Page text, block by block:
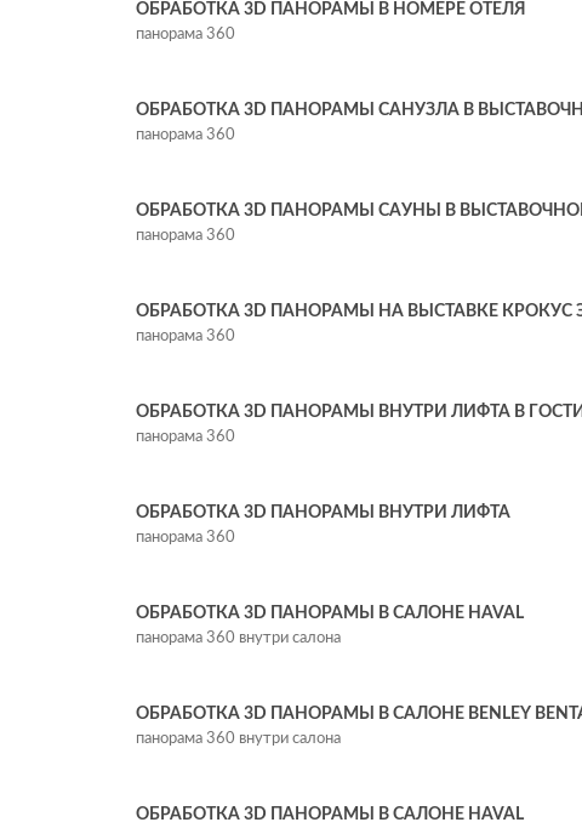
ОБРАБОТКА 3D ПАНОРАМЫ В НОМЕРЕ ОТЕЛЯ
панорама 360
ОБРАБОТКА 3D ПАНОРАМЫ САНУЗЛА В
панорама 360
ОБРАБОТКА 3D ПАНОРАМЫ САУНЫ В
панорама 360
ОБРАБОТКА 3D ПАНОРАМЫ НА ВЫСТАВКЕ КРОКУС
панорама 360
ОБРАБОТКА 3D ПАНОРАМЫ ВНУТРИ ЛИФТА В
панорама 360
ОБРАБОТКА 3D ПАНОРАМЫ ВНУТРИ ЛИФТА
панорама 360
ОБРАБОТКА 3D ПАНОРАМЫ В САЛОНЕ HAVAL
панорама 360 внутри салона
ОБРАБОТКА 3D ПАНОРАМЫ В САЛОНЕ BENLEY
панорама 360 внутри салона
ОБРАБОТКА 3D ПАНОРАМЫ В САЛОНЕ HAVAL